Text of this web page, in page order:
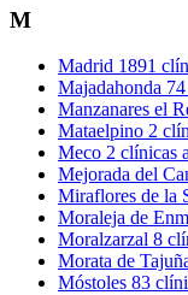
M
Madrid 1891
Majadahonda
Manzanares el
Mataelpino 2
Meco 2 clínicas
Mejorada del
Miraflores de la
Moraleja de
Moralzarzal 8
Morata de
Móstoles 83